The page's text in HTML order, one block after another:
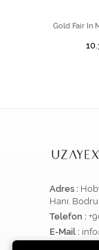
Gold Fair In
Adres :
Hanı.
Telefon :
E-Mail :